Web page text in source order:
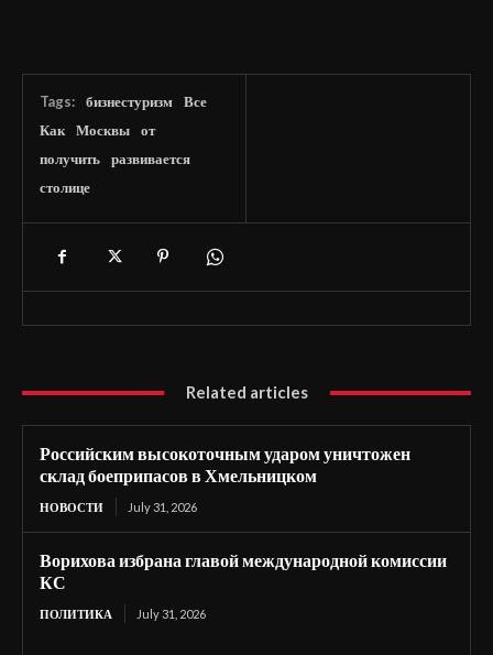
Tags: бизнестуризм
Все
Как
Москвы
от
получить
развивается
столице
Related articles
Российским высокоточным ударом уничтожен
склад боеприпасов в Хмельницком
НОВОСТИ July 31, 2026
Ворихова избрана главой международной комиссии
КС
ПОЛИТИКА July 31, 2026